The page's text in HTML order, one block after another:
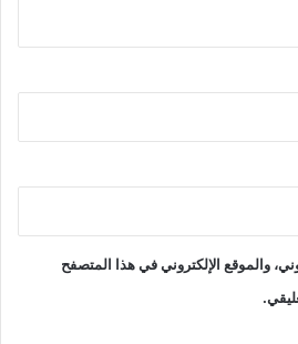
والموقع الإلكتروني في هذا المتصفح